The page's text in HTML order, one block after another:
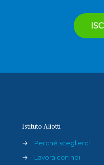
Istituto Aliotti
→
Perché sceglierci
→
Lavora con noi